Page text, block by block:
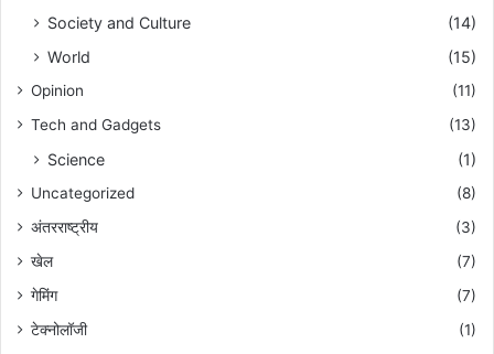
Society and Culture
(14)
World
(15)
Opinion
(11)
Tech and Gadgets
(13)
Science (1)
Uncategorized
(8)
अंतरराष्ट्रीय
(3)
खेल
(7)
गेमिंग
(7)
टेक्नोलॉजी
(1)